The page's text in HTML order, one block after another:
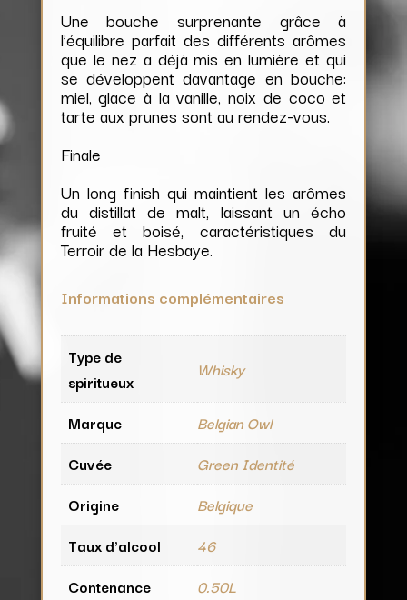
Une bouche surprenante grâce à
l’équilibre parfait des différents arômes
que le nez a déjà mis en lumière et qui
se développent davantage en bouche:
miel, glace à la vanille, noix de coco et
tarte aux prunes sont au rendez-vous.
Finale
Un long finish qui maintient les arômes
du distillat de malt, laissant un écho
fruité et boisé, caractéristiques du
Terroir de la Hesbaye.
Informations complémentaires
Type de
spiritueux
Whisky
Marque
Belgian Owl
Cuvée
Green Identité
Origine
Belgique
Taux d'alcool
46
Contenance
0.50L